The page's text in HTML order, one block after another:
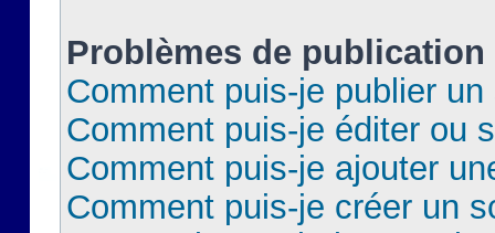
Problèmes de publication
Comment puis-je publier
Comment puis-je éditer ou
Comment puis-je ajouter
Comment puis-je créer un